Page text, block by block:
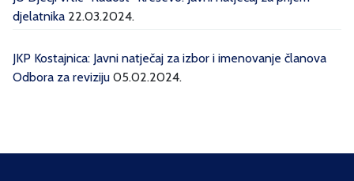
djelatnika 22.03.2024.
JKP Kostajnica: Javni natječaj za izbor i imenovanje članova
Odbora za reviziju 05.02.2024.